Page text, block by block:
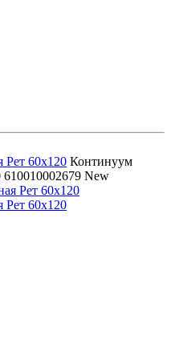
Рет 60x120 Континуум
610010002679 New
Рет 60x120